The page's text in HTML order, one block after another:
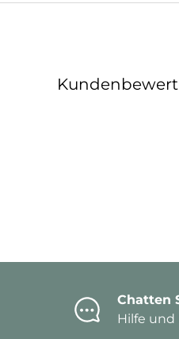
Chatten
Hilfe und